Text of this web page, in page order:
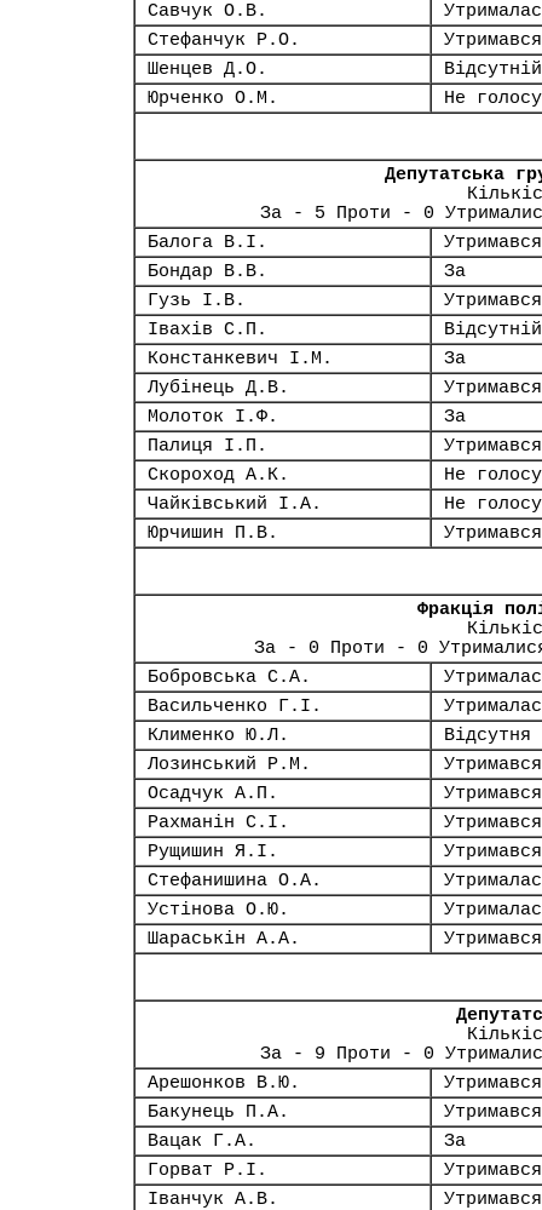
Савчук О.В.
Стефанчук Р.О.
Утримався
Шенцев Д.О.
Відсутній
Юрченко О.М.
Не
Депутатська
За - 5 Проти - 0
Балога В.І.
Утримався
Бондар В.В.
За
Гузь І.В.
Утримався
Івахів С.П.
Відсутній
Констанкевич І.М.
За
Лубінець Д.В.
Утримався
Молоток І.Ф.
За
Палиця І.П.
Утримався
Скороход А.К.
Не
Чайківський І.А.
Не
Юрчишин П.В.
Утримався
Фракція
За - 0 Проти - 0
Бобровська С.А.
Васильченко Г.І.
Клименко Ю.Л.
Відсутня
Лозинський Р.М.
Утримався
Осадчук А.П.
Утримався
Рахманін С.І.
Утримався
Рущишин Я.І.
Утримався
Стефанишина О.А.
Устінова О.Ю.
Шараськін А.А.
Утримався
За - 9 Проти - 0
Арешонков В.Ю.
Утримався
Бакунець П.А.
Утримався
Вацак Г.А.
За
Горват Р.І.
Утримався
Іванчук А.В.
Утримався